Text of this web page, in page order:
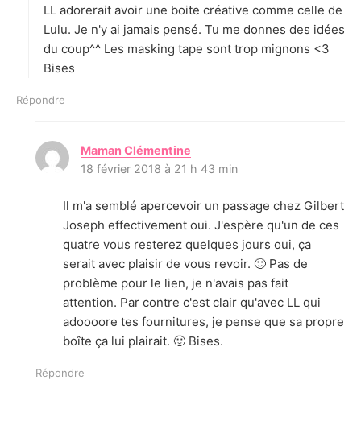
LL adorerait avoir une boite créative comme celle de
Lulu. Je n'y ai jamais pensé. Tu me donnes des idées
du coup^^ Les masking tape sont trop mignons <3
Bises
Répondre
Maman Clémentine
i
:
18 février 2018 à 21 h 43 min
Il m'a semblé apercevoir un passage chez Gilbert
Joseph effectivement oui. J'espère qu'un de ces
quatre vous resterez quelques jours oui, ça
serait avec plaisir de vous revoir. 🙂 Pas de
problème pour le lien, je n'avais pas fait
attention. Par contre c'est clair qu'avec LL qui
adoooore tes fournitures, je pense que sa propre
boîte ça lui plairait. 🙂 Bises.
Répondre